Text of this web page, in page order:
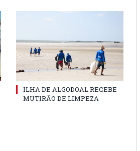
ILHA DE ALGODOAL RECEBE
MUTIRÃO DE LIMPEZA